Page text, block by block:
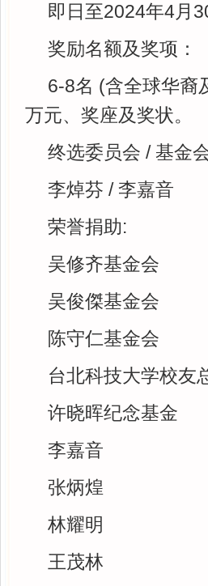
即日至2024年4月
奖励名额及奖项：
6-8名 (含全球华裔
万元、奖座及奖状。
终选委员会 / 基金
李焯芬 / 李嘉音
荣誉捐助:
吴修齐基金会
吴俊傑基金会
陈守仁基金会
台北科技大学校友
许晓晖纪念基金
李嘉音
张炳煌
林耀明
王茂林